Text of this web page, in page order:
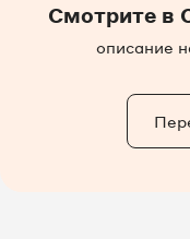
Смотрите в
описание